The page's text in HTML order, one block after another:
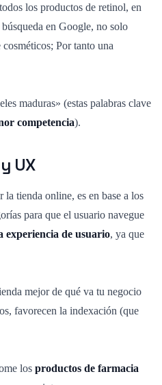
los productos de retinol, en
en Google, no solo
Por tanto una
maduras» (estas palabras clave
competencia).
UX
la tienda online, es en base a los
para que el usuario navegue
experiencia de usuario, ya que
mejor de qué va tu negocio
favorecen la indexación (que
los productos de farmacia